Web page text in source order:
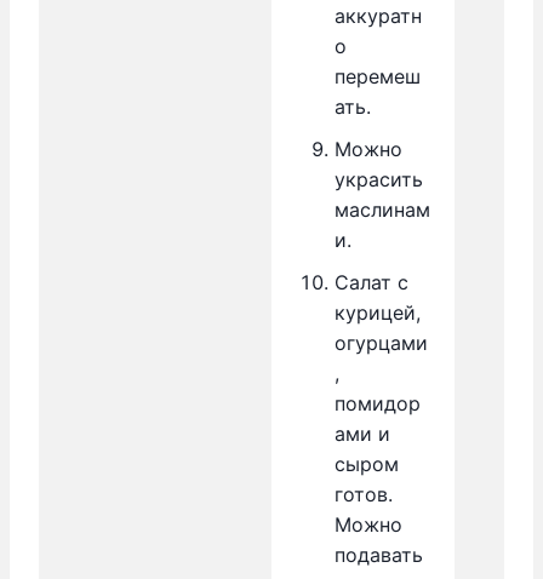
аккуратн
о
перемеш
ать.
Можно
украсить
маслинам
и.
Салат с
курицей,
огурцами
,
помидор
ами и
сыром
готов.
Можно
подавать